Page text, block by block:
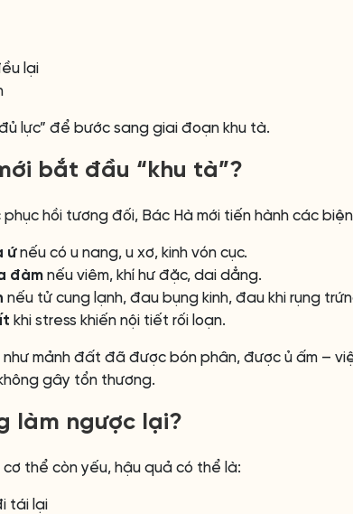
lại
lực” để bước sang giai đoạn khu tà.
bắt đầu “khu tà”?
phục hồi tương đối, Bác Hà mới tiến hành các
ứnếu có u nang, u xơ, kinh vón cục.
đàm nếu viêm, khí hư đặc, dai dẳng.
nếu tử cung lạnh, đau bụng kinh, đau khi rụng
khi stress khiến nội tiết rối loạn.
mảnh đất đã được bón phân, được ủ ấm –
gây tổn thương.
làm ngược lại?
cơ thể còn yếu, hậu quả có thể là:
tái lại